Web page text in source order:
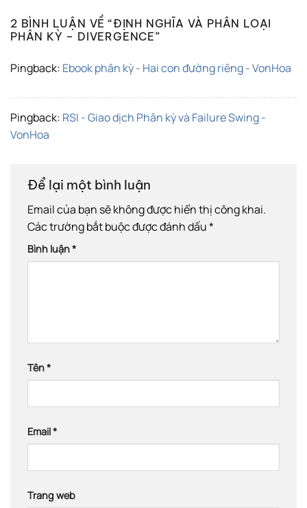
2 BÌNH LUẬN VỀ “ĐỊNH NGHĨA VÀ PHÂN LOẠI
PHÂN KỲ – DIVERGENCE”
Pingback: Ebook phân kỳ - Hai con đường riêng - VonHoa
Pingback: RSI - Giao dịch Phân kỳ và Failure Swing -
VonHoa
Để lại một bình luận
Email của bạn sẽ không được hiển thị công khai.
Các trường bắt buộc được đánh dấu*
Bình luận*
Tên*
Email*
Trang web